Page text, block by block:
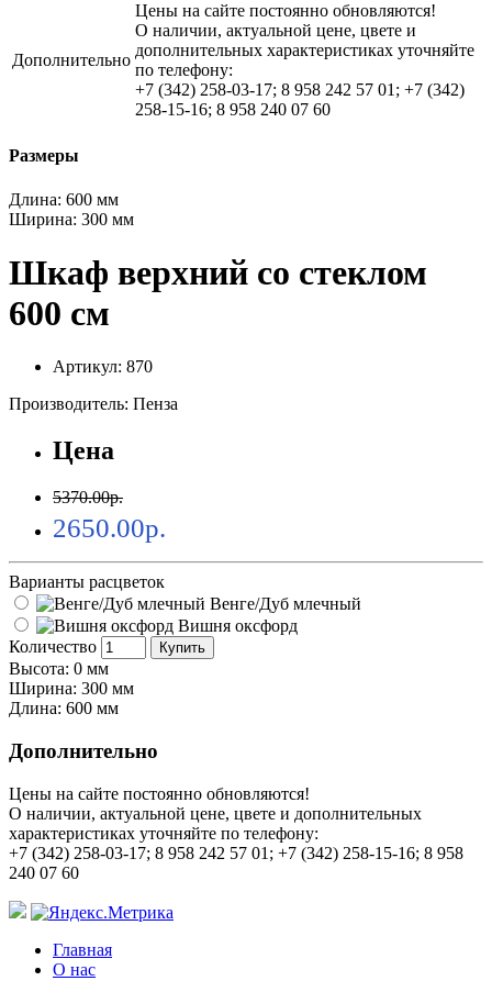
Дополнительно
Цены на сайте постоянно обновляются!
О наличии, актуальной цене, цвете и
дополнительных характеристиках уточняйте
по телефону:
+7 (342) 258-03-17; 8 958 242 57 01; +7 (342)
258-15-16; 8 958 240 07 60
Размеры
Длина: 600 мм
Ширина: 300 мм
Шкаф верхний со стеклом
600 см
Артикул: 870
Производитель: Пенза
Цена
5370.00р.
2650.00р.
Варианты расцветок
Венге/Дуб млечный
Вишня оксфорд
Количество
Купить
Высота: 0 мм
Ширина: 300 мм
Длина: 600 мм
Дополнительно
Цены на сайте постоянно обновляются!
О наличии, актуальной цене, цвете и дополнительных
характеристиках уточняйте по телефону:
+7 (342) 258-03-17; 8 958 242 57 01; +7 (342) 258-15-16; 8 958
240 07 60
Главная
О нас